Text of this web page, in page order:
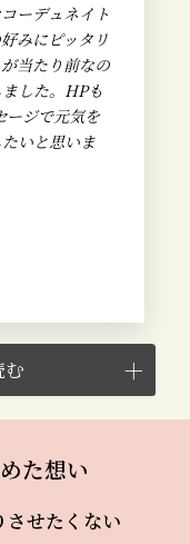
ーデュネイト
みにピッタリ
当たり前なの
した。HPも
ージで元気を
いと思いま
む
た想い
させたくない